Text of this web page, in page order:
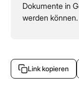
Dokumente in
werden können.
Link kopieren